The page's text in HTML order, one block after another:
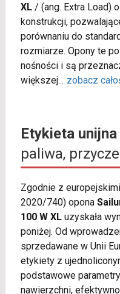
XL/ (ang. Extra Load)
konstrukcji,
porównaniu do
rozmiarze. Opony te
nośności i są
większej... zobacz
Etykieta unijna
paliwa,
Zgodnie z
2020/740) opona
100 W XLuzyskała
poniżej. Od
sprzedawane w Unii
etykiety z
podstawowe
nawierzchni,